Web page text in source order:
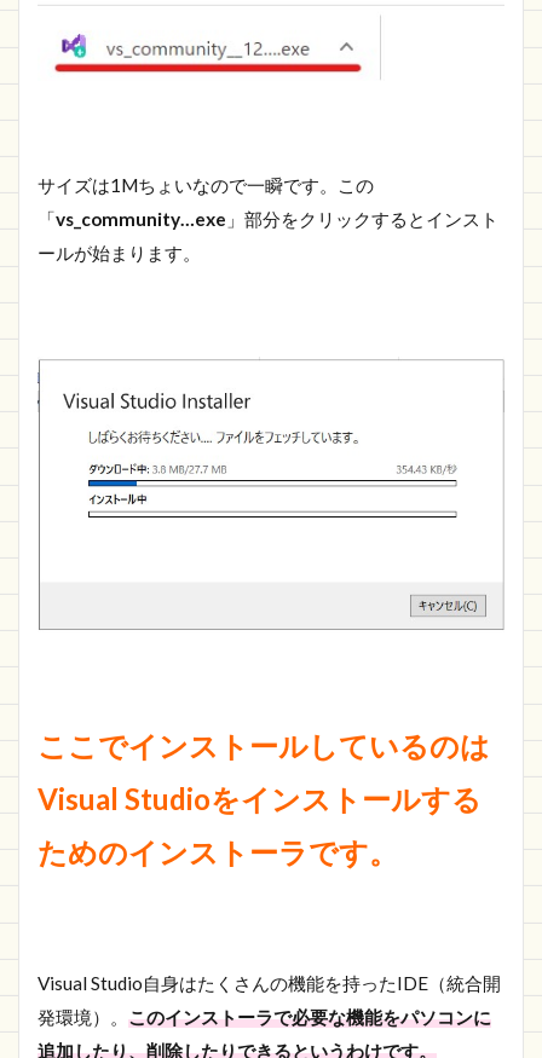
サイズは1Mちょいなので一瞬です。この
「vs_community…exe 」部分をクリックするとインスト
ールが始まります。
ここでインストールしているのは
Visual Studioをインストールする
ためのインストーラです。
Visual Studio自身はたくさんの機能を持ったIDE（統合開
発環境）。 このインストーラで必要な機能をパソコンに
追加したり、削除したりできるというわけです。